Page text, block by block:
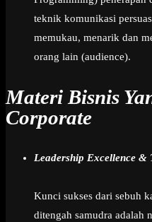
teknik komunikasi
memukau, menarik dan
orang lain (audience).
Materi Bisnis
Corporate
Leadership Excellence &
Kunci sukses dari sebuh
ditengah samudra adalah